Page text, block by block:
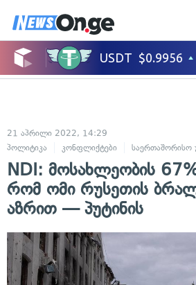
21 აპრილი 2022, 14:29
პოლიტიკა
კონფლიქტები საერთაშორისო
NDI: მოსახლეობის
რომ ომი რუსეთის
აზრით — პუტინის